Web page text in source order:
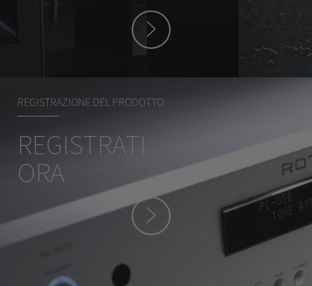
hey
REGISTRAZIONE DEL PRODOTTO
REGISTRATI
ORA
hey